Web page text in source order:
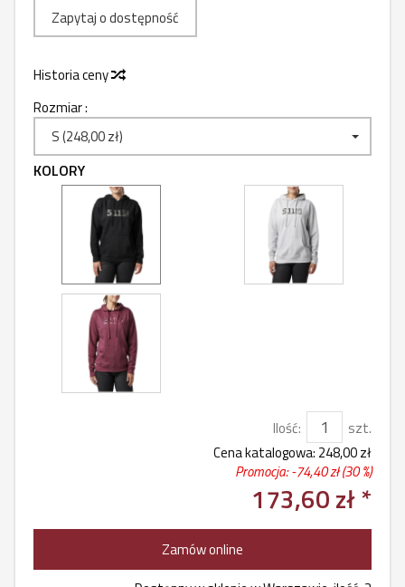
Zapytaj o dostępność
Historia ceny
Rozmiar :
S (248,00 zł)
KOLORY
Ilość:
szt.
Cena katalogowa: 248,00 zł
Promocja: -74,40 zł(30 %)
173,60 zł *
Zamów online